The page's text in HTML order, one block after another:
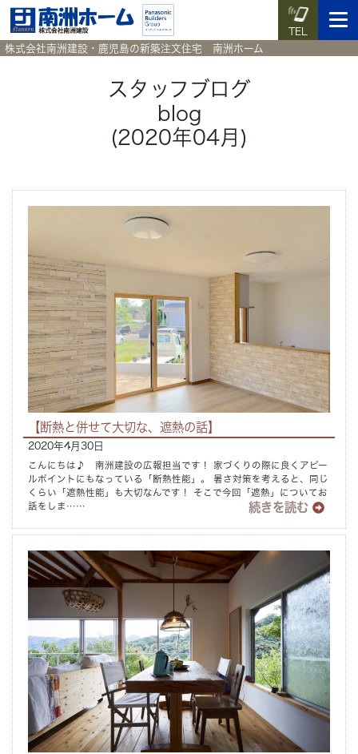
TEL
暮らしのコラム
Works 施工実例集
Voice お客様の声
Blog 暮らしのコラム
Concept コンセプト
Techno EX
株式会社南洲建設・鹿児島の新築注文住宅 南洲ホーム
スタッフブログ
blog
(2020年04月)
【断熱と併せて大切な、遮熱の話】
2020年4月30日
こんにちは♪ 南洲建設の広報担当です！ 家づくりの際に良くアピー
ルポイントにもなっている「断熱性能」。 暑さ対策を考えると、同じ
くらい「遮熱性能」も大切なんです！ そこで今回「遮熱」についてお
話をしま……
続きを読む